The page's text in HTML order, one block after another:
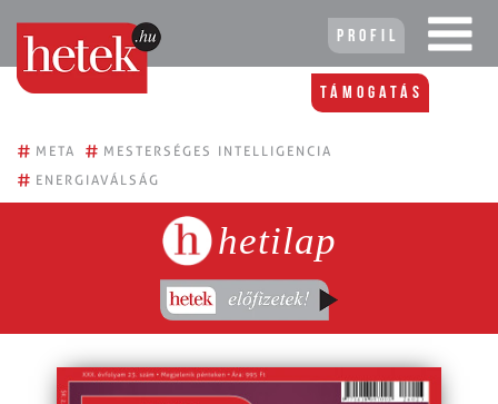
Profil
Támogatás
# META # MESTERSÉGES INTELLIGENCIA
# ENERGIAVÁLSÁG
hetilap